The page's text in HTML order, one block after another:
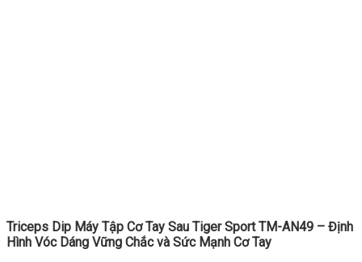
Triceps Dip Máy Tập Cơ Tay Sau Tiger Sport TM-AN49 – Định
Hình Vóc Dáng Vững Chắc và Sức Mạnh Cơ Tay